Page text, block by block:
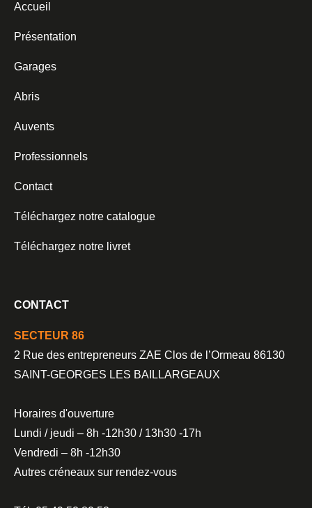
Accueil
Présentation
Garages
Abris
Auvents
Professionnels
Contact
Téléchargez notre catalogue
Téléchargez notre livret
CONTACT
SECTEUR 86
2 Rue des entrepreneurs ZAE Clos de l’Ormeau 86130
SAINT-GEORGES LES BAILLARGEAUX
Horaires d'ouverture
Lundi / jeudi – 8h -12h30 / 13h30 -17h
Vendredi – 8h -12h30
Autres créneaux sur rendez-vous